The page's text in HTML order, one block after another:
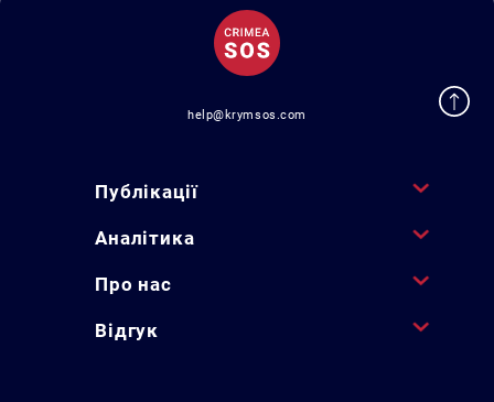
help@krymsos.com
Публікації
Аналітика
Про нас
Відгук